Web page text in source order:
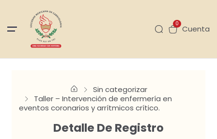
0
Cuenta
Sin categorizar
Taller – Intervención de enfermería en
eventos coronarios y arrítmicos crítico.
Detalle De Registro